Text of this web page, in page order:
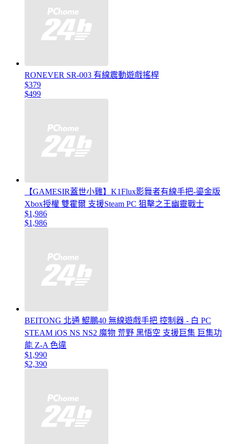
RONEVER SR-003 有線震動遊戲搖桿
$379
$499
【GAMESIR蓋世小雞】K1Flux影舞者有線手把-鎏金版
Xbox授權 雙霍爾 支援Steam PC 狙擊之王幽靈戰士
$1,986
$1,986
BEITONG 北通 鯤鵬40 無線遊戲手把 控制器 - 白 PC
STEAM iOS NS NS2 魔物 荒野 黑悟空 支援巨集 巨集功
能 Z-A 色違
$1,990
$2,390